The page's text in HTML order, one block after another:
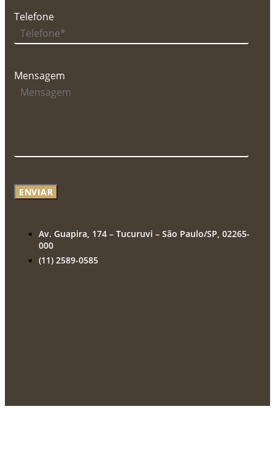
Telefone
Mensagem
ENVIAR
Av. Guapira, 174 – Tucuruvi – São Paulo/SP, 02265-
000
(11) 2589-0585